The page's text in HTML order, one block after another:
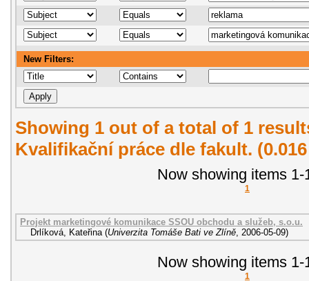
New Filters:
Showing 1 out of a total of 1
Kvalifikační práce dle fakult.
Now showing items 1-
1
Projekt marketingové komunikace SSOU obchodu a služeb, s.o.u.
Drlíková, Kateřina (Univerzita Tomáše Bati ve Zlíně 2006-05-09)
Now showing items 1-
1